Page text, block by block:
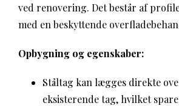
ved renovering. Det består af
med en beskyttende
Opbygning og egenskaber:
Ståltag kan lægges direkte
eksisterende tag, hvilket